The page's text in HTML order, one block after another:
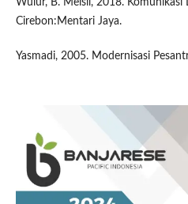
Wulur, B. Meisil, 2018.
Cirebon:Mentari Jaya.
Yasmadi, 2005. Modernisasi